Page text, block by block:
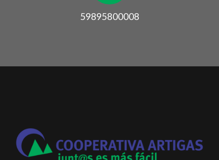
59895800008